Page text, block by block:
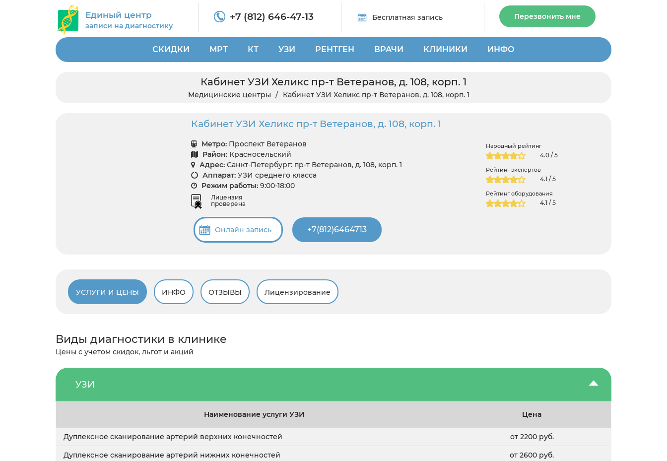
Единый центр
записи на диагностику
+7 (812) 646-47-13 Бесплатная запись Перезвонить мне
СКИДКИ МРТ КТ УЗИ РЕНТГЕН ВРАЧИ КЛИНИКИ ИНФО
Кабинет УЗИ Хеликс пр-т Ветеранов, д. 108, корп. 1
Медицинские центры Кабинет УЗИ Хеликс пр-т Ветеранов, д. 108, корп. 1
Кабинет УЗИ Хеликс пр-т Ветеранов, д. 108, корп. 1
Метро: Проспект Ветеранов
Район: Красносельский
Адрес: Санкт-Петербург: пр-т Ветеранов, д. 108, корп. 1
Аппарат: УЗИ среднего класса
Режим работы: 9:00-18:00
Лицензия
проверена
Народный рейтинг
4.0 / 5
Рейтинг экспертов
4.1 / 5
Рейтинг оборудования
4.1 / 5
Онлайн запись +7(812)6464713
УСЛУГИ И ЦЕНЫ ИНФО ОТЗЫВЫ Лицензирование
Виды диагностики в клинике
Цены с учетом скидок, льгот и акций
УЗИ
Наименование услуги УЗИ Цена
Дуплексное сканирование артерий верхних конечностей от 2200 руб.
Дуплексное сканирование артерий нижних конечностей от 2600 руб.